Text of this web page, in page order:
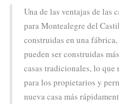
Una de las ventajas de las
para Montealegre del
construidas en una
pueden ser construidas
casas tradicionales, lo que
para los propietarios y
nueva casa más